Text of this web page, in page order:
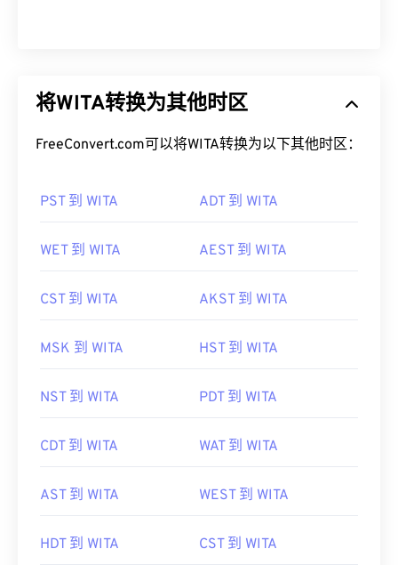
将WITA转换为其他时区
FreeConvert.com可以将WITA转换为以下其他时区：
PST 到 WITA ADT 到 WITA
WET 到 WITA AEST 到 WITA
CST 到 WITA AKST 到 WITA
MSK 到 WITA HST 到 WITA
NST 到 WITA PDT 到 WITA
CDT 到 WITA WAT 到 WITA
AST 到 WITA WEST 到 WITA
HDT 到 WITA CST 到 WITA